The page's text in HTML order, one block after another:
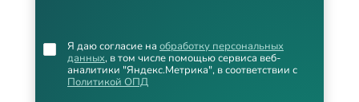
Я даю согласие на обработку персональных
данных, в том числе помощью сервиса веб-
аналитики "Яндекс.Метрика", в соответствии с
Политикой ОПД